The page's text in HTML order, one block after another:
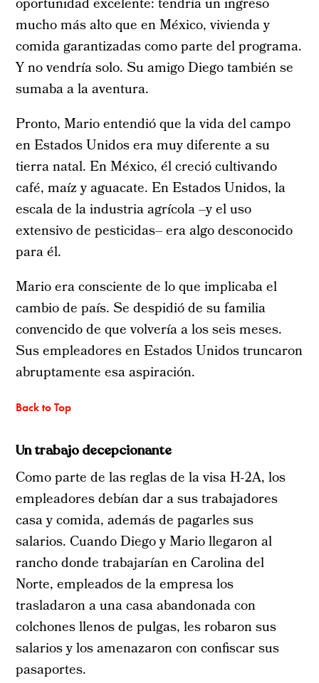
oportunidad excelente: tendría un ingreso
mucho más alto que en México, vivienda y
comida garantizadas como parte del programa.
Y no vendría solo. Su amigo Diego también se
sumaba a la aventura.
Pronto, Mario entendió que la vida del campo
en Estados Unidos era muy diferente a su
tierra natal. En México, él creció cultivando
café, maíz y aguacate. En Estados Unidos, la
escala de la industria agrícola –y el uso
extensivo de pesticidas– era algo desconocido
para él.
Mario era consciente de lo que implicaba el
cambio de país. Se despidió de su familia
convencido de que volvería a los seis meses.
Sus empleadores en Estados Unidos truncaron
abruptamente esa aspiración.
Back to Top
Un trabajo decepcionante
Como parte de las reglas de la visa H-2A, los
empleadores debían dar a sus trabajadores
casa y comida, además de pagarles sus
salarios. Cuando Diego y Mario llegaron al
rancho donde trabajarían en Carolina del
Norte, empleados de la empresa los
trasladaron a una casa abandonada con
colchones llenos de pulgas, les robaron sus
salarios y los amenazaron con confiscar sus
pasaportes.